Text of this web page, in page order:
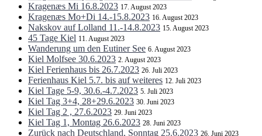
Kragenæs Mi 16.8.2023 17. August 2023
Kragenæs Mo+Di 14.-15.8.2023 16. August 2023
Nakskov auf Lolland 11.-14.8.2023 15. August 2023
45 Tage Kiel 11. August 2023
Wanderung um den Eutiner See 6. August 2023
Kiel Molfsee 30.6.2023 2. August 2023
Kiel Ferienhaus bis 26.7.2023 26. Juli 2023
Ferienhaus Kiel 5.7. bis auf weiteres 12. Juli 2023
Kiel Tage 5-9, 30.6.-4.7.2023 5. Juli 2023
Kiel Tag 3+4, 28+29.6.2023 30. Juni 2023
Kiel Tag 2 , 27.6.2023 29. Juni 2023
Kiel Tag 1, Montag 26.6.2023 28. Juni 2023
Zurück nach Deutschland, Sonntag 25.6.2023 26. Juni 2023